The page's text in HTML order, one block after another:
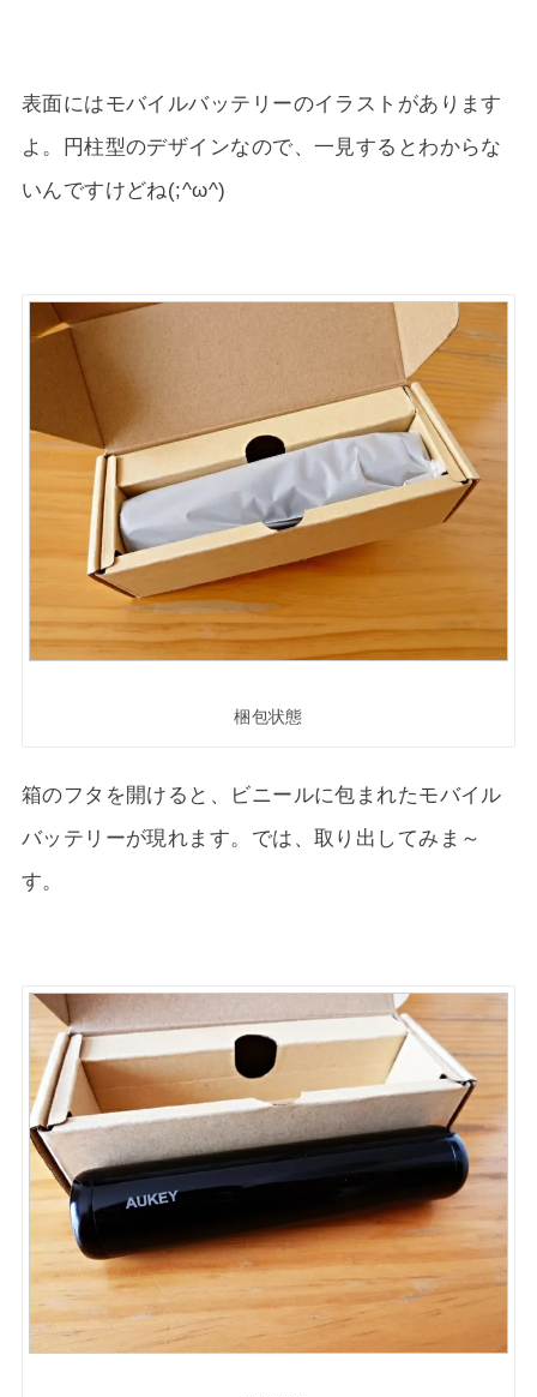
表面にはモバイルバッテリーのイラストがあります
よ。円柱型のデザインなので、一見するとわからな
いんですけどね(;^ω^)
梱包状態
箱のフタを開けると、ビニールに包まれたモバイル
バッテリーが現れます。では、取り出してみま～
す。